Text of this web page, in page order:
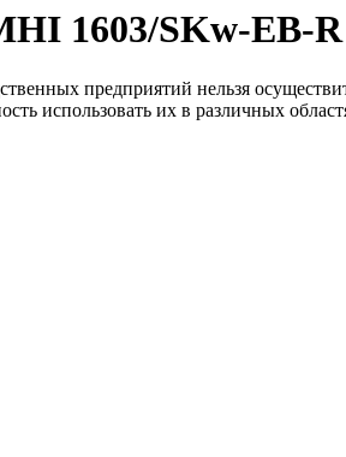
1603/SKw-EB-R
предприятий нельзя
использовать их в различных